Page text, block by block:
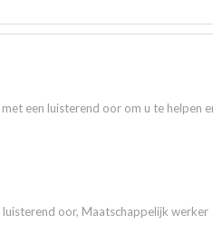
een luisterend oor om u te helpen
luisterend oor, Maatschappelijk werker